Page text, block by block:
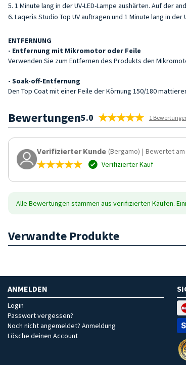
1 Minute lang in der UV-LED-Lampe aushärten. Auf der
Laqerìs Studio Top UV auftragen und 1 Minute lang in der
ENTFERNUNG
- Entfernung mit Mikromotor oder Feile
Verwenden Sie zum Entfernen des Produkts den
- Soak-off-Entfernung
Den Top Coat mit einer Feile der Körnung 150/180
Bewertungen5.0 1
Verifizierter Kunde (Bergamo) | Bewertet am
Verifizierter Kauf
Alle Bewertungen stammen aus verifizierten Käufen.
Verwandte Produkte
ANMELDEN
Login
Passwort vergessen?
Noch nicht angemeldet? Anmeldung
Lösche deinen Account